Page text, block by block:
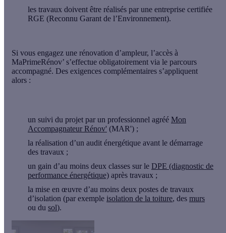
les travaux doivent être réalisés par une entreprise certifiée
RGE (Reconnu Garant de l’Environnement).
Si vous engagez une rénovation d’ampleur, l’accès à
MaPrimeRénov’ s’effectue obligatoirement via le parcours
accompagné. Des exigences complémentaires s’appliquent
alors :
un suivi du projet par un professionnel agréé Mon
Accompagnateur Rénov' (MAR') ;
la réalisation d’un audit énergétique avant le démarrage
des travaux ;
un gain d’au moins deux classes sur le DPE (diagnostic de
performance énergétique) après travaux ;
la mise en œuvre d’au moins deux postes de travaux
d’isolation (par exemple isolation de la toiture, des murs
ou du sol).